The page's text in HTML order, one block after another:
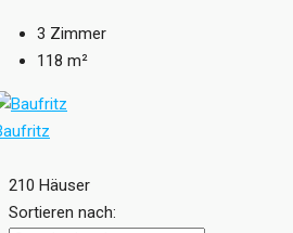
3 Zimmer
118 m²
210 Häuser
Sortieren nach: